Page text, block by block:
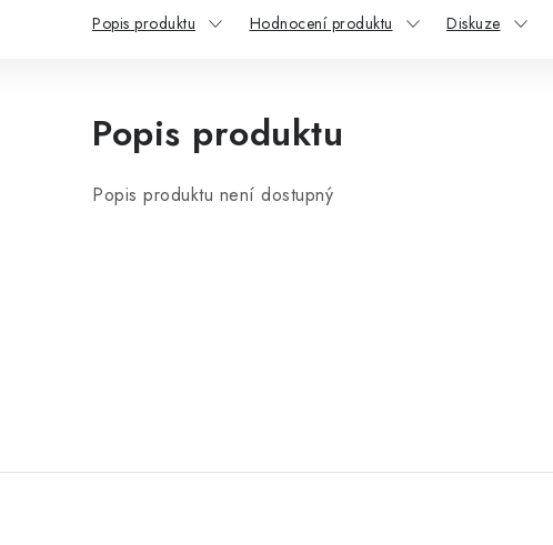
Popis produktu Hodnocení produktu Diskuze
Popis produktu
Popis produktu není dostupný